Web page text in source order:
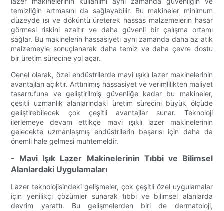
temizliğin artmasını da sağlayabilir. Bu makineler minimum
düzeyde ısı ve döküntü üreterek hassas malzemelerin hasar
görmesi riskini azaltır ve daha güvenli bir çalışma ortamı
sağlar. Bu makinelerin hassasiyeti aynı zamanda daha az atık
malzemeyle sonuçlanarak daha temiz ve daha çevre dostu
bir üretim sürecine yol açar.
Genel olarak, özel endüstrilerde mavi ışıklı lazer makinelerinin
avantajları açıktır. Arttırılmış hassasiyet ve verimlilikten maliyet
tasarrufuna ve geliştirilmiş güvenliğe kadar bu makineler,
çeşitli uzmanlık alanlarındaki üretim sürecini büyük ölçüde
geliştirebilecek çok çeşitli avantajlar sunar. Teknoloji
ilerlemeye devam ettikçe mavi ışıklı lazer makinelerinin
gelecekte uzmanlaşmış endüstrilerin başarısı için daha da
önemli hale gelmesi muhtemeldir.
- Mavi Işık Lazer Makinelerinin Tıbbi ve Bilimsel
Alanlardaki Uygulamaları
Lazer teknolojisindeki gelişmeler, çok çeşitli özel uygulamalar
için yenilikçi çözümler sunarak tıbbi ve bilimsel alanlarda
devrim yarattı. Bu gelişmelerden biri de dermatoloji,